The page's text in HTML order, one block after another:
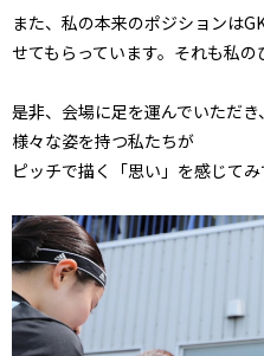
また、私の本来のポジションは
せてもらっています。それも私の
是非、会場に足を運んでいただき、
様々な姿を持つ私たちが
ピッチで描く「思い」を感じてみ